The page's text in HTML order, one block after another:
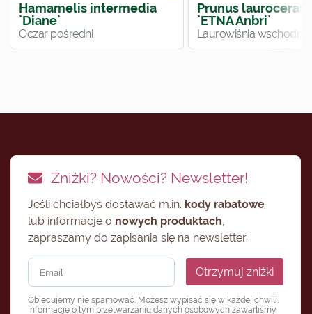
Hamamelis intermedia
`Diane`
Oczar pośredni
Prunus
`ETNA Anbri`
Laurowiśnia wschodnia
Zniżki? Nowości? Newsletter!
Jeśli chciałbyś dostawać m.in. kody rabatowe
lub informacje o nowych produktach
zapraszamy do zapisania się na newsletter.
Otrzymuj zniżki
Obiecujemy nie spamować. Możesz wypisać się w każdej chwili.
Informacje o tym przetwarzaniu danych osobowych zawarliśmy